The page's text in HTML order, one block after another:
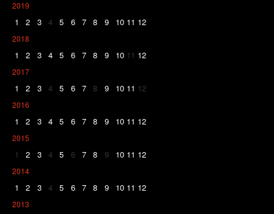
2019
1 2 3 4 5 6 7 8 9 10 11 12
2018
1 2 3 4 5 6 7 8 9 10 11 12
2017
1 2 3 4 5 6 7 8 9 10 11 12
2016
1 2 3 4 5 6 7 8 9 10 11 12
2015
1 2 3 4 5 6 7 8 9 10 11 12
2014
1 2 3 4 5 6 7 8 9 10 11 12
2013